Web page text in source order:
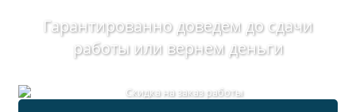
Гарантированно доведем до сдачи
работы или вернем деньги